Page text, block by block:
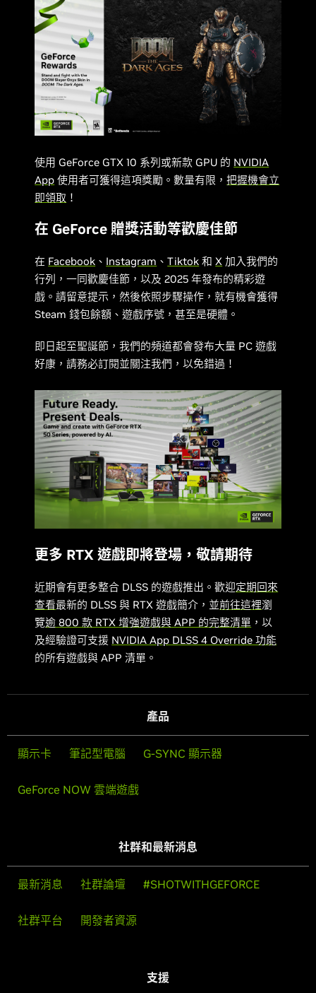
使用 GeForce GTX 10 系列或新款 GPU 的 NVIDIA
App 使用者可獲得這項獎勵。數量有限，把握機會立
即領取 ！
在 GeForce 贈獎活動等歡慶佳節
在 Facebook 、 Instagram 、Tiktok 和X 加入我們的
行列，一同歡慶佳節，以及 2025 年發布的精彩遊
戲。請留意提示，然後依照步驟操作，就有機會獲得
Steam 錢包餘額、遊戲序號，甚至是硬體。
即日起至聖誕節，我們的頻道都會發布大量 PC 遊戲
好康，請務必訂閱並關注我們，以免錯過！
更多 RTX 遊戲即將登場，敬請期待
近期會有更多整合 DLSS 的遊戲推出。歡迎定期回來
查看最新的 DLSS 與 RTX 遊戲簡介，並前往這裡瀏
覽逾 800 款 RTX 增強遊戲與 APP 的完整清單 ，以
及經驗證可支援 NVIDIA App DLSS 4 Override 功能
的所有遊戲與 APP 清單。
產品
顯示卡 筆記型電腦 G-SYNC 顯示器
GeForce NOW 雲端遊戲
社群和最新消息
最新消息 社群論壇 #SHOTWITHGEFORCE
社群平台 開發者資源
支援